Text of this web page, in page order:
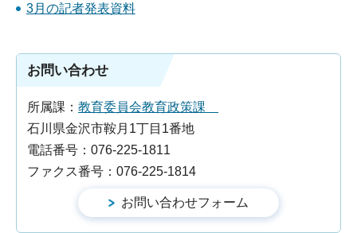
3月の記者発表資料
お問い合わせ
所属課： 教育委員会教育政策課
石川県金沢市鞍月1丁目1番地
電話番号：076-225-1811
ファクス番号：076-225-1814